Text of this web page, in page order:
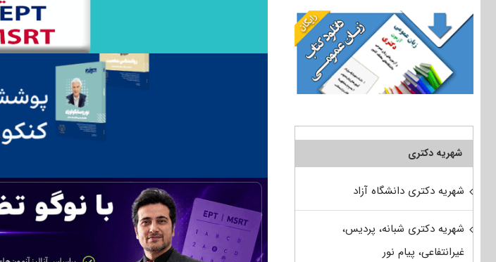
شهریه دکتری
شهریه دکتری دانشگاه آزاد
شهریه دکتری شبانه، پردیس،
غیرانتفاعی، پیام نور